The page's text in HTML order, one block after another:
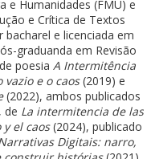
e Humanidades (FMU) e
e Crítica de Textos
bacharel e licenciada em
graduanda em Revisão
poesiaA Intermitência
vazio e o caos(2019) e
(2022), ambos publicados
de La intermitencia de las
el caos(2024), publicado
Digitais: narro,